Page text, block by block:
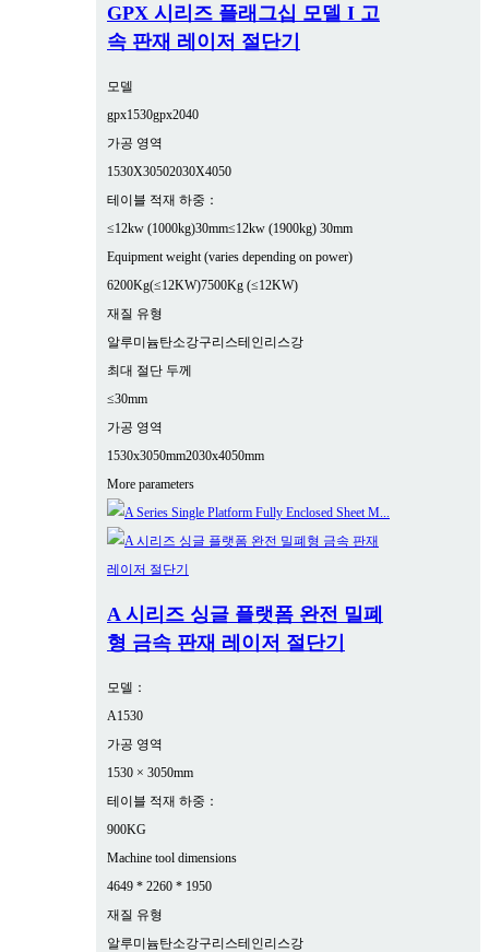
GPX 시리즈 플래그십 모델 I 고
속 판재 레이저 절단기
모델
gpx1530gpx2040
가공 영역
1530X30502030X4050
테이블 적재 하중：
≤12kw (1000kg)30mm≤12kw (1900kg) 30mm
Equipment weight (varies depending on power)
6200Kg(≤12KW)7500Kg (≤12KW)
재질 유형
알루미늄탄소강구리스테인리스강
최대 절단 두께
≤30mm
가공 영역
1530x3050mm2030x4050mm
More parameters
A 시리즈 싱글 플랫폼 완전 밀폐
형 금속 판재 레이저 절단기
모델：
A1530
가공 영역
1530 × 3050mm
테이블 적재 하중：
900KG
Machine tool dimensions
4649 * 2260 * 1950
재질 유형
알루미늄탄소강구리스테인리스강